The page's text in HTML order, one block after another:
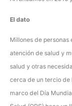
El dato
Millones de personas
atención de salud y
salud y otras
cerca de un tercio de
marco del Día